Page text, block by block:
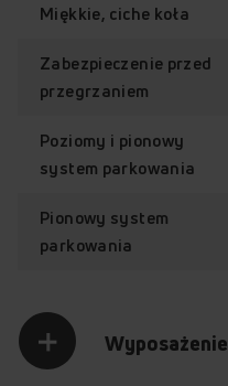
Miękkie, ciche koła
Zabezpieczenie przed
przegrzaniem
Poziomy i pionowy
system parkowania
Pionowy system
parkowania
Wyposażenie